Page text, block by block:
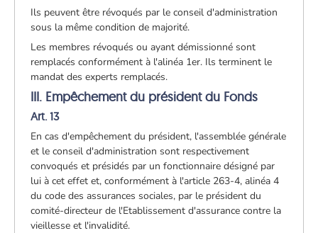
Ils peuvent être révoqués par le conseil d'administration
sous la même condition de majorité.
Les membres révoqués ou ayant démissionné sont
remplacés conformément à l'alinéa 1er. Ils terminent le
mandat des experts remplacés.
III. Empêchement du président du Fonds
Art. 13
En cas d'empêchement du président, l'assemblée générale
et le conseil d'administration sont respectivement
convoqués et présidés par un fonctionnaire désigné par
lui à cet effet et, conformément à l'article 263-4, alinéa 4
du code des assurances sociales, par le président du
comité-directeur de l'Etablissement d'assurance contre la
vieillesse et l'invalidité.